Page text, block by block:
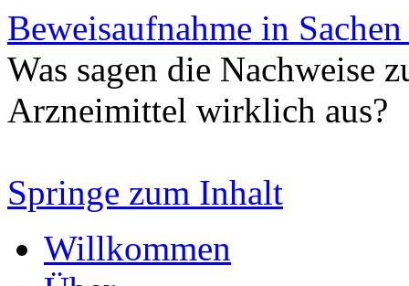
Beweisaufnahme in
Was sagen die Nachweise
Arzneimittel wirklich aus?
Springe zum Inhalt
Willkommen